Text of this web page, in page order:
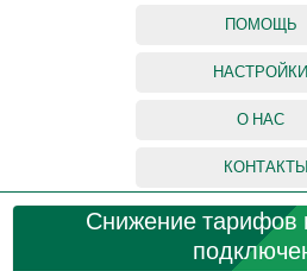
ПОМОЩЬ
НАСТРОЙКИ
О НАС
КОНТАКТЫ
Снижение